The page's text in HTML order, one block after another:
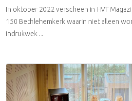
In oktober 2022 verscheen in HVT
150 Bethlehemkerk waarin niet alleen
indrukwek ...